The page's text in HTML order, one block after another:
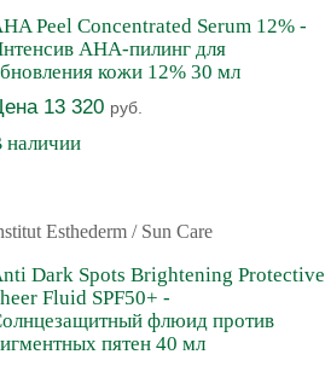
Peel Concentrated Serum 12% -
АНА-пилинг для
кожи 12% 30 мл
13 320 руб.
наличии
Esthederm / Sun Care
Dark Spots Brightening Protective
Fluid SPF50+ -
флюид против
пятен 40 мл